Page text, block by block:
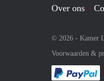
Over ons
© 2026 - Kamer
Voorwaarden &